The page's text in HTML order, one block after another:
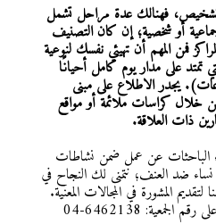
فهنالك عدة مراحل تشمل
أو شخصية؛ إن كان التصنيف
فمن المهم أن تهيئي نفسك لنوعية
تمتد على مدار يوم كامل أحيانًا
يقارب الـ8 ساعات). يجدر الاطلاع على مبنى
خلال كراسات ملائمة أو مواقع
ذات العلاقة.
الباحثات عن عمل ضمن نشاطات
ضد العنف؛ نتمنى لك النجاح في
المشورة في المجالات المعنية.
6462138-04